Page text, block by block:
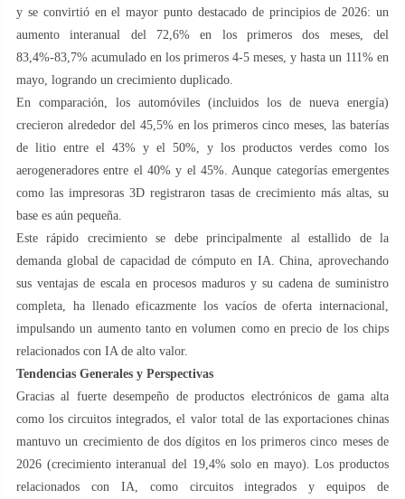
y se convirtió en el mayor punto destacado de principios de 2026: un
aumento interanual del 72,6% en los primeros dos meses, del
83,4%-83,7% acumulado en los primeros 4-5 meses, y hasta un 111% en
mayo, logrando un crecimiento duplicado.
En comparación, los automóviles (incluidos los de nueva energía)
crecieron alrededor del 45,5% en los primeros cinco meses, las baterías
de litio entre el 43% y el 50%, y los productos verdes como los
aerogeneradores entre el 40% y el 45%. Aunque categorías emergentes
como las impresoras 3D registraron tasas de crecimiento más altas, su
base es aún pequeña.
Este rápido crecimiento se debe principalmente al estallido de la
demanda global de capacidad de cómputo en IA. China, aprovechando
sus ventajas de escala en procesos maduros y su cadena de suministro
completa, ha llenado eficazmente los vacíos de oferta internacional,
impulsando un aumento tanto en volumen como en precio de los chips
relacionados con IA de alto valor.
Tendencias Generales y Perspectivas
Gracias al fuerte desempeño de productos electrónicos de gama alta
como los circuitos integrados, el valor total de las exportaciones chinas
mantuvo un crecimiento de dos dígitos en los primeros cinco meses de
2026 (crecimiento interanual del 19,4% solo en mayo). Los productos
relacionados con IA, como circuitos integrados y equipos de